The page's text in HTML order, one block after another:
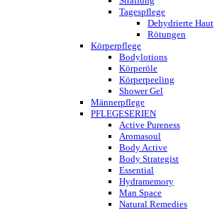
Tagespflege
Dehydrierte Haut
Rötungen
Körperpflege
Bodylotions
Körperöle
Körperpeeling
Shower Gel
Männerpflege
PFLEGESERIEN
Active Pureness
Aromasoul
Body Active
Body Strategist
Essential
Hydramemory
Man Space
Natural Remedies